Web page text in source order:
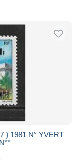
) 1981 N° YVERT